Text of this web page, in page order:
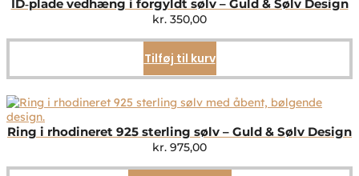
ID‑plade vedhæng i forgyldt sølv – Guld & Sølv Design
kr. 350,00
Tilføj til kurv
Ring i rhodineret 925 sterling sølv – Guld & Sølv Design
kr. 975,00